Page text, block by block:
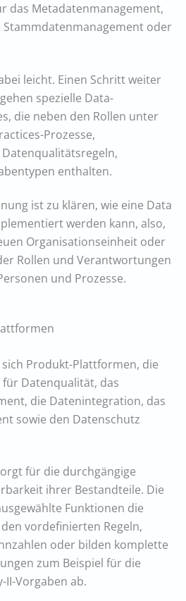
das Metadatenmanagement,
oder
leicht. Einen Schritt weiter
spezielle Data-
die neben den Rollen unter
Prozesse,
enthalten.
ist zu klären, wie eine Data
werden kann, also,
Organisationseinheit oder
Rollen und Verantwortungen
und Prozesse.
Produkt-Plattformen, die
Datenqualität, das
die Datenintegration, das
sowie den Datenschutz
für die durchgängige
ihrer Bestandteile. Die
Funktionen die
vordefinierten Regeln,
oder bilden komplette
zum Beispiel für die
II-Vorgaben ab.